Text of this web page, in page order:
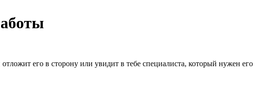
его в сторону или увидит в тебе специалиста, который нужен его